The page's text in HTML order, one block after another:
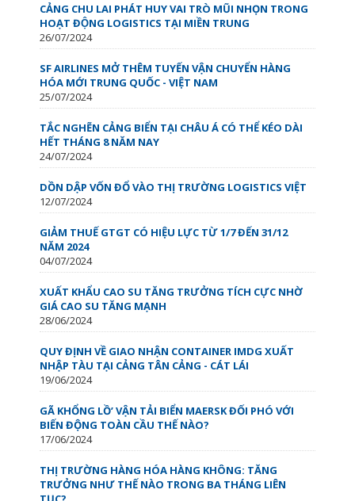
CẢNG CHU LAI PHÁT HUY VAI TRÒ MŨI NHỌN TRONG
HOẠT ĐỘNG LOGISTICS TẠI MIỀN TRUNG
26/07/2024
SF AIRLINES MỞ THÊM TUYẾN VẬN CHUYỂN HÀNG
HÓA MỚI TRUNG QUỐC - VIỆT NAM
25/07/2024
TẮC NGHẼN CẢNG BIỂN TẠI CHÂU Á CÓ THỂ KÉO DÀI
HẾT THÁNG 8 NĂM NAY
24/07/2024
DỒN DẬP VỐN ĐỔ VÀO THỊ TRƯỜNG LOGISTICS VIỆT
12/07/2024
GIẢM THUẾ GTGT CÓ HIỆU LỰC TỪ 1/7 ĐẾN 31/12
NĂM 2024
04/07/2024
XUẤT KHẨU CAO SU TĂNG TRƯỞNG TÍCH CỰC NHỜ
GIÁ CAO SU TĂNG MẠNH
28/06/2024
QUY ĐỊNH VỀ GIAO NHẬN CONTAINER IMDG XUẤT
NHẬP TÀU TẠI CẢNG TÂN CẢNG - CÁT LÁI
19/06/2024
GÃ KHỔNG LỒ’ VẬN TẢI BIỂN MAERSK ĐỐI PHÓ VỚI
BIẾN ĐỘNG TOÀN CẦU THẾ NÀO?
17/06/2024
THỊ TRƯỜNG HÀNG HÓA HÀNG KHÔNG: TĂNG
TRƯỞNG NHƯ THẾ NÀO TRONG BA THÁNG LIÊN